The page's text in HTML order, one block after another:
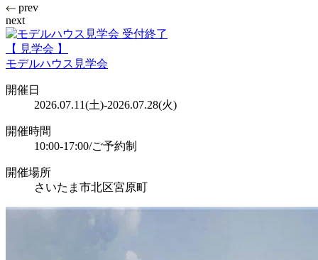
prev
next
受付終了
【 見学会 】
モデルハウス見学会
開催日
2026.07.11(土)-2026.07.28(火)
開催時間
10:00-17:00/ご予約制
開催場所
さいたま市北区宮原町